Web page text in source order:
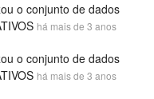
o conjunto de dados
há mais de 3 anos
o conjunto de dados
há mais de 3 anos